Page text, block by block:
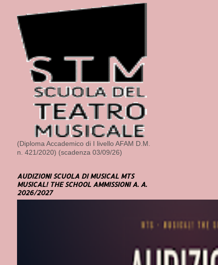
(Diploma Accademico di I livello AFAM D.M.
n. 421/2020) (scadenza 03/09/26)
AUDIZIONI SCUOLA DI MUSICAL MTS
MUSICAL! THE SCHOOL AMMISSIONI A. A.
2026/2027